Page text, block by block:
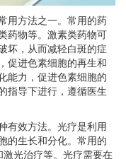
方法之一。常用的药
药物等。激素类药物可
坏，从而减轻白斑的症
促进色素细胞的再生和
能力，促进色素细胞的
指导下进行，遵循医生
效方法。光疗是利用
的生长和分化。常用的
光治疗等。光疗需要在